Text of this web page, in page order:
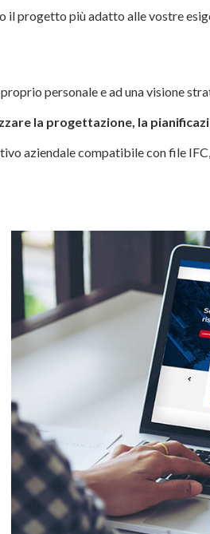
il progetto più adatto alle vostre
personale e ad una visione
la progettazione, la
aziendale compatibile con file IFC,